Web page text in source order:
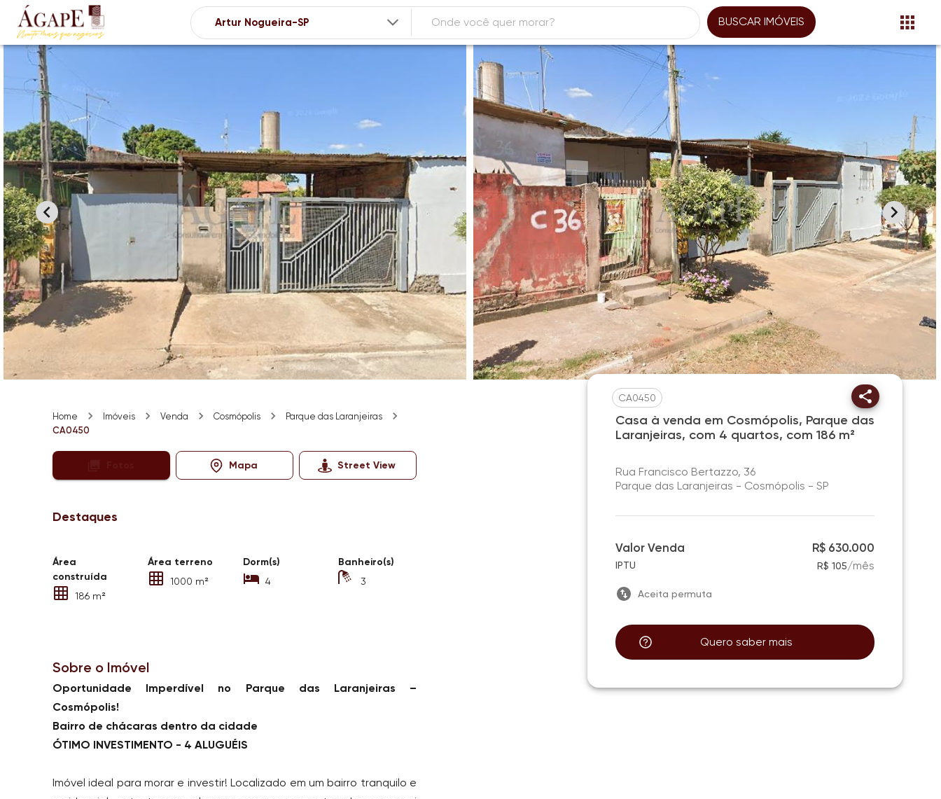
BUSCAR IMÓVEIS
Home Imóveis Venda Cosmópolis
Parque das Laranjeiras
CA0450
Mapa Street View
Destaques
Área
construída
186 m²
Área terreno
1000 m²
Dorm(s)
4
Banheiro(s)
3
Sobre o Imóvel
Oportunidade Imperdível no Parque das Laranjeiras –
Cosmópolis!
Bairro de chácaras dentro da cidade
ÓTIMO INVESTIMENTO - 4 ALUGUÉIS
Imóvel ideal para morar e investir! Localizado em um bairro tranquilo e
CA0450
Casa à venda em Cosmópolis, Parque das
Laranjeiras, com 4 quartos, com 186 m²
Rua Francisco Bertazzo, 36
Parque das Laranjeiras - Cosmópolis - SP
Valor Venda R$ 630.000
IPTU R$ 105/mês
Aceita permuta
Quero saber mais